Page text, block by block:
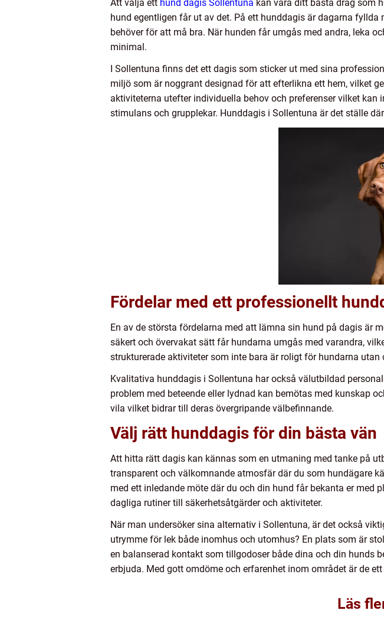
Att välja ett hund dagis Sollentuna kan vara ditt bästa drag som
hund egentligen får ut av det. På ett hunddagis är dagarna
behöver för att må bra. När hunden får umgås med andra, leka
minimal.
I Sollentuna finns det ett dagis som sticker ut med sina
miljö som är noggrant designad för att efterlikna ett hem, vilket
aktiviteterna utefter individuella behov och preferenser vilket
stimulans och grupplekar. Hunddagis i Sollentuna är det ställe
Fördelar med ett professionellt
En av de största fördelarna med att lämna sin hund på dagis är
säkert och övervakat sätt får hundarna umgås med varandra,
strukturerade aktiviteter som inte bara är roligt för hundarna utan
Kvalitativa hunddagis i Sollentuna har också välutbildad
problem med beteende eller lydnad kan bemötas med kunskap
vila vilket bidrar till deras övergripande välbefinnande.
Välj rätt hunddagis för din bästa vän
Att hitta rätt dagis kan kännas som en utmaning med tanke på
transparent och välkomnande atmosfär där du som hundägare
med ett inledande möte där du och din hund får bekanta er med
dagliga rutiner till säkerhetsåtgärder och aktiviteter.
När man undersöker sina alternativ i Sollentuna, är det också
utrymme för lek både inomhus och utomhus? En plats som är
en balanserad kontakt som tillgodoser både dina och din hunds
erbjuda. Med gott omdöme och erfarenhet inom området är de
Läs